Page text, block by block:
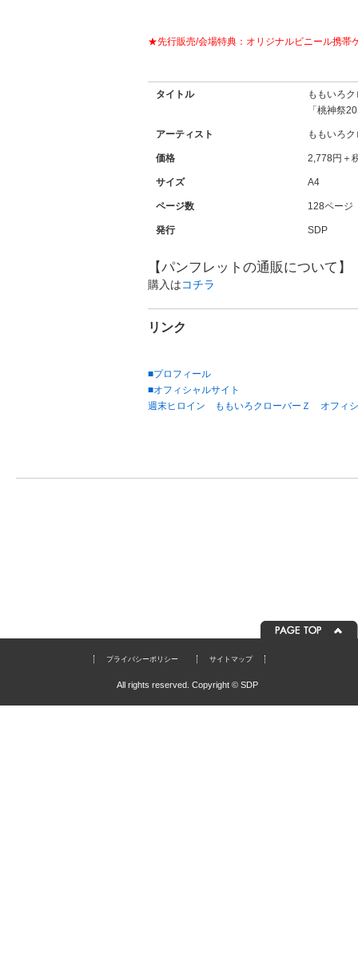
★先行販売/会場特典：オリジナルビニール携帯
タイトル
ももいろ
「 桃神祭
アーティスト ももいろ
価格 2,778円＋
サイズ A4
ページ数 128ページ
発行 SDP
【パンフレットの通販について】
購入はコチラ
リンク
■プロフィール
■オフィシャルサイト
週末ヒロイン ももいろクローバーＺ オフィ
プライバシーポリシー サイトマップ
All rights reserved. Copyright © SDP